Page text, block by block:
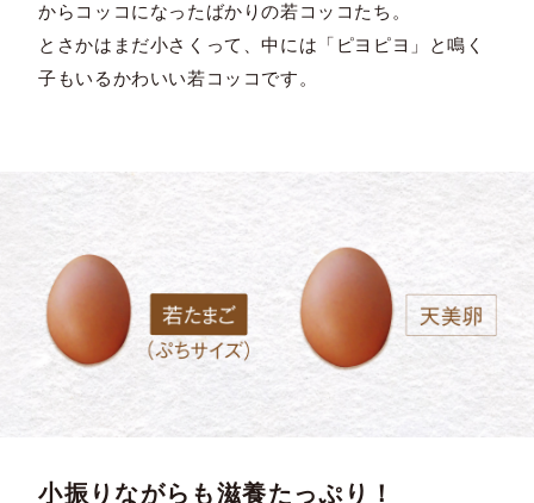
からコッコになったばかりの若コッコたち。
とさかはまだ小さくって、中には「ピヨピヨ」と鳴く
子もいるかわいい若コッコです。
小振りながらも滋養たっぷり！